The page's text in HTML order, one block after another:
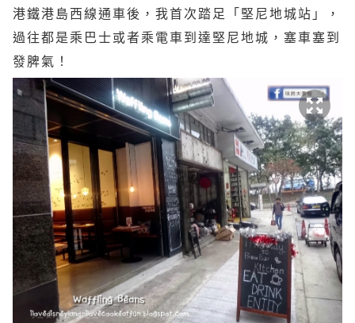
港鐵港島西線通車後，我首次踏足「堅尼地城站」，
過往都是乘巴士或者乘電車到達堅尼地城，塞車塞到
發脾氣！